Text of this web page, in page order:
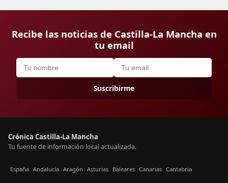
Recibe las noticias de Castilla-La Mancha en
tu email
Suscribirme
Crónica Castilla-La Mancha
Tu fuente de información local actualizada.
España Andalucía Aragón Asturias Baleares Canarias Cantabria